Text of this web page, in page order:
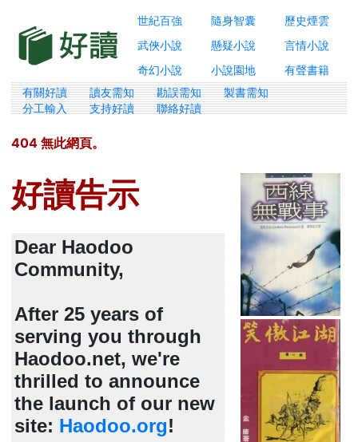
世紀百強 隨身智囊
歷史煙雲
武俠小說
懸疑小說
言情小說
奇幻小說
小說園地 有聲書籍
有關好讀 讀友需知 勘誤需知
製書需知
分工輸入
支持好讀 聯絡好讀
404 無此網頁。
好讀告示
Dear Haodoo
Community,
After 25 years of
serving you through
Haodoo.net, we're
thrilled to announce
the launch of our new
site: Haodoo.org!